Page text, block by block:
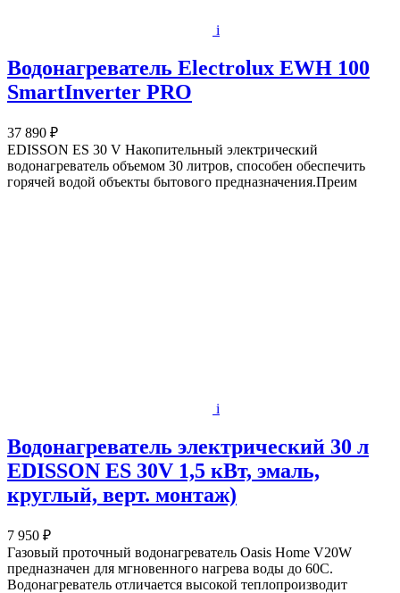
i
Водонагреватель Electrolux EWH 100
SmartInverter PRO
37 890 ₽
EDISSON ES 30 V Накопительный электрический
водонагреватель объемом 30 литров, способен обеспечить
горячей водой объекты бытового предназначения.Преим
i
Водонагреватель электрический 30 л
EDISSON ES 30V 1,5 кВт, эмаль,
круглый, верт. монтаж)
7 950 ₽
Газовый проточный водонагреватель Oasis Home V20W
предназначен для мгновенного нагрева воды до 60C.
Водонагреватель отличается высокой теплопроизводит